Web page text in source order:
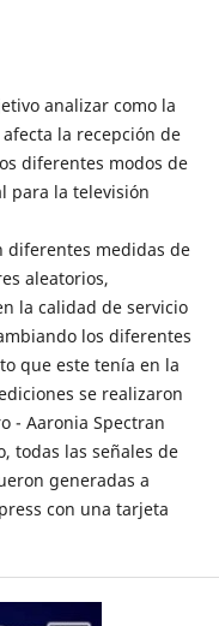
analizar como la
la recepción de
diferentes modos de
para la televisión
diferentes medidas de
aleatorios,
la calidad de servicio
los diferentes
que este tenía en la
se realizaron
- Aaronia Spectran
todas las señales de
generadas a
con una tarjeta